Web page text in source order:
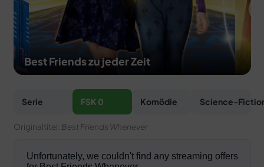
Best Friends zu jeder Zeit
Serie FSK 0 Komödie Science-
Originaltitel: Best Friends Whenever